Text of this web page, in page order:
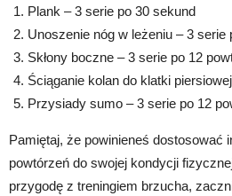
Plank – 3 serie po 30 sekund
Unoszenie nóg w leżeniu – 3 serie
Skłony boczne – 3 serie po 12
Ściąganie kolan do klatki
Przysiady sumo – 3 serie po 12
Pamiętaj, że powinieneś dostosować
powtórzeń do swojej kondycji
przygodę z treningiem brzucha,